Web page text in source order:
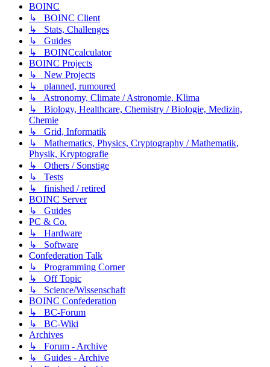
BOINC
↳ BOINC Client
↳ Stats, Challenges
↳ Guides
↳ BOINCcalculator
BOINC Projects
↳ New Projects
↳ planned, rumoured
↳ Astronomy, Climate / Astronomie, Klima
↳ Biology, Healthcare, Chemistry / Biologie, Medizin,
Chemie
↳ Grid, Informatik
↳ Mathematics, Physics, Cryptography / Mathematik,
Physik, Kryptografie
↳ Others / Sonstige
↳ Tests
↳ finished / retired
BOINC Server
↳ Guides
PC & Co.
↳ Hardware
↳ Software
Confederation Talk
↳ Programming Corner
↳ Off Topic
↳ Science/Wissenschaft
BOINC Confederation
↳ BC-Forum
↳ BC-Wiki
Archives
↳ Forum - Archive
↳ Guides - Archive